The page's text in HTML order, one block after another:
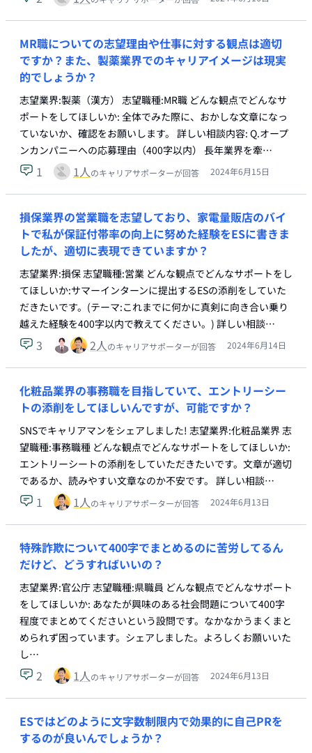
MR職についての志望理由や仕事に対する観点は適切
ですか？また、製薬業界でのキャリアイメージは現実
的でしょうか？
志望業界:製薬（漢方） 志望職種:MR職 どんな観点でどんなサ
ポートをしてほしいか: 全体でみた際に、おかしな文章になっ
ていないか、確認をお願いします。 詳しい相談内容: Q.オープ
ンカンパニーへの応募理由（400字以内） 長年業界を牽…
1 1人のキャリアサポーターが回答 2024年6月15日
損保業界の営業職を志望しており、家電量販店のバイ
トで私が保証付帯率の向上に努めた経験をESに書きま
したが、適切に表現できていますか？
志望業界:損保 志望職種:営業 どんな観点でどんなサポートをし
てほしいか:サマーインターンに提出するESの添削をしていた
だきたいです。(テーマ:これまでに何かに真剣に向き合い乗り
越えた経験を400字以内で教えてください。) 詳しい相談…
3 2人のキャリアサポーターが回答 2024年6月14日
化粧品業界の事務職を目指していて、エントリーシー
トの添削をしてほしいんですが、可能ですか？
SNSでキャリアマンをシェアしました! 志望業界:化粧品業界 志
望職種:事務職種 どんな観点でどんなサポートをしてほしいか:
エントリーシートの添削をしていただきたいです。文章が適切
であるか、読みやすい文章なのか不安です。 詳しい相談…
1 1人のキャリアサポーターが回答 2024年6月13日
特殊詐欺について400字でまとめるのに苦労してるん
だけど、どうすればいいの？
志望業界:官公庁 志望職種:県職員 どんな観点でどんなサポート
をしてほしいか: あなたが興味のある社会問題について400字
程度でまとめてくださいという設問です。なかなかうまくまと
められず困っています。シェアしました。よろしくお願いいた
し…
2 1人のキャリアサポーターが回答 2024年6月13日
ESではどのように文字数制限内で効果的に自己PRを
するのが良いんでしょうか？